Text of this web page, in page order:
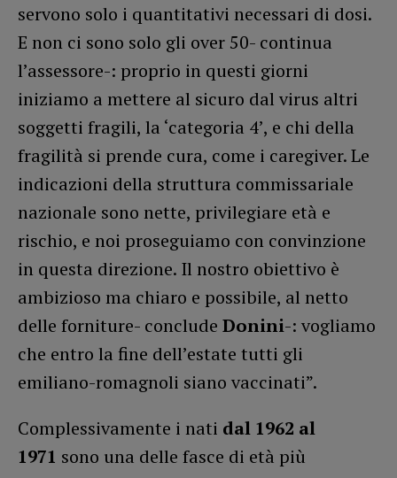
servono solo i quantitativi necessari di dosi.
E non ci sono solo gli over 50- continua
l’assessore-: proprio in questi giorni
iniziamo a mettere al sicuro dal virus altri
soggetti fragili, la ‘categoria 4’, e chi della
fragilità si prende cura, come i caregiver. Le
indicazioni della struttura commissariale
nazionale sono nette, privilegiare età e
rischio, e noi proseguiamo con convinzione
in questa direzione. Il nostro obiettivo è
ambizioso ma chiaro e possibile, al netto
delle forniture- conclude Donini-: vogliamo
che entro la fine dell’estate tutti gli
emiliano-romagnoli siano vaccinati”.
Complessivamente i nati dal 1962 al
1971 sono una delle fasce di età più